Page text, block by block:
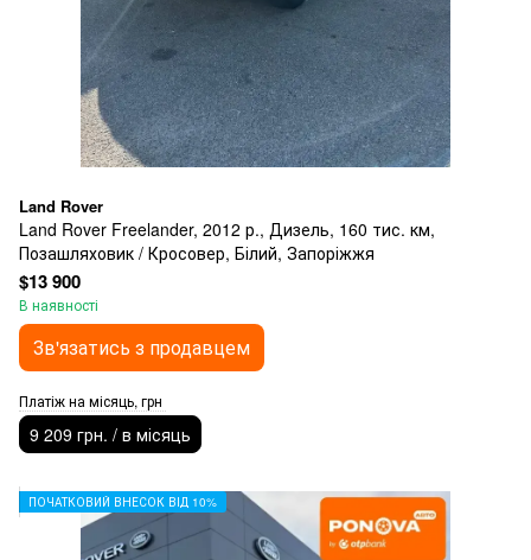
Land Rover
Land Rover Freelander, 2012 р., Дизель, 160 тис. км,
Позашляховик / Кросовер, Білий, Запоріжжя
$13 900
В наявності
Зв'язатись з продавцем
Платіж на місяць, грн
9 209 грн. / в місяць
ПОЧАТКОВИЙ ВНЕСОК ВІД 10%